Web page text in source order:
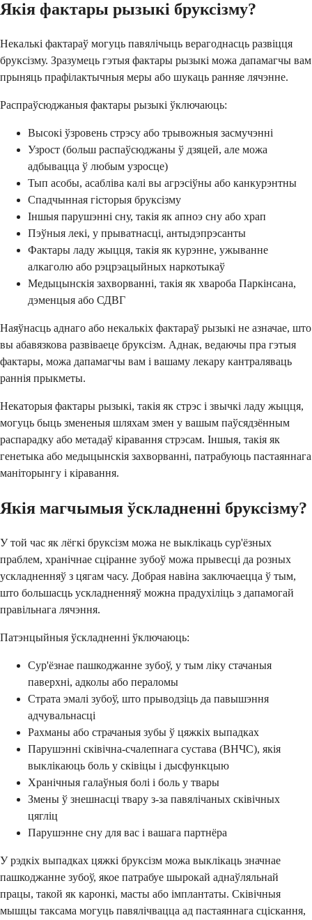
Якія фактары рызыкі бруксізму?
Некалькі фактараў могуць павялічыць верагоднасць развіцця
бруксізму. Зразумець гэтыя фактары рызыкі можа дапамагчы вам
прыняць прафілактычныя меры або шукаць ранняе лячэнне.
Распраўсюджаныя фактары рызыкі ўключаюць:
Высокі ўзровень стрэсу або трывожныя засмучэнні
Узрост (больш распаўсюджаны ў дзяцей, але можа
адбывацца ў любым узросце)
Тып асобы, асабліва калі вы агрэсіўны або канкурэнтны
Спадчынная гісторыя бруксізму
Іншыя парушэнні сну, такія як апноэ сну або храп
Пэўныя лекі, у прыватнасці, антыдэпрэсанты
Фактары ладу жыцця, такія як курэнне, ужыванне
алкаголю або рэцрэацыйных наркотыкаў
Медыцынскія захворванні, такія як хвароба Паркінсана,
дэменцыя або СДВГ
Наяўнасць аднаго або некалькіх фактараў рызыкі не азначае, што
вы абавязкова развіваеце бруксізм. Аднак, ведаючы пра гэтыя
фактары, можа дапамагчы вам і вашаму лекару кантраляваць
раннія прыкметы.
Некаторыя фактары рызыкі, такія як стрэс і звычкі ладу жыцця,
могуць быць змененыя шляхам змен у вашым паўсядзённым
распарадку або метадаў кіравання стрэсам. Іншыя, такія як
генетыка або медыцынскія захворванні, патрабуюць пастаяннага
маніторынгу і кіравання.
Якія магчымыя ўскладненні бруксізму?
У той час як лёгкі бруксізм можа не выклікаць сур'ёзных
праблем, хранічнае сціранне зубоў можа прывесці да розных
ускладненняў з цягам часу. Добрая навіна заключаецца ў тым,
што большасць ускладненняў можна прадухіліць з дапамогай
правільнага лячэння.
Патэнцыйныя ўскладненні ўключаюць:
Сур'ёзнае пашкоджанне зубоў, у тым ліку стачаныя
паверхні, адколы або пераломы
Страта эмалі зубоў, што прыводзіць да павышэння
адчувальнасці
Рахманы або страчаныя зубы ў цяжкіх выпадках
Парушэнні сківічна-счалепнага сустава (ВНЧС), якія
выклікаюць боль у сківіцы і дысфункцыю
Хранічныя галаўныя болі і боль у твары
Змены ў знешнасці твару з-за павялічаных сківічных
цягліц
Парушэнне сну для вас і вашага партнёра
У рэдкіх выпадках цяжкі бруксізм можа выклікаць значнае
пашкоджанне зубоў, якое патрабуе шырокай аднаўляльнай
працы, такой як каронкі, масты або імплантаты. Сківічныя
мышцы таксама могуць павялічвацца ад пастаяннага сціскання,